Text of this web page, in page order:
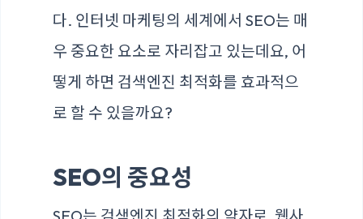
다. 인터넷 마케팅의 세계에서 SEO는 매
우 중요한 요소로 자리잡고 있는데요, 어
떻게 하면 검색엔진 최적화를 효과적으
로 할 수 있을까요?
SEO의 중요성